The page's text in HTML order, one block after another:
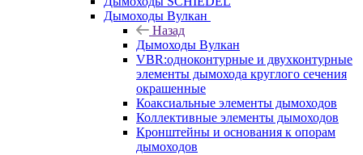
Дымоходы Вулкан
Назад
Дымоходы Вулкан
VBR:одноконтурные и двухконтурные
элементы дымохода круглого сечения
окрашенные
Коаксиальные элементы дымоходов
Коллективные элементы дымоходов
Кронштейны и основания к опорам
дымоходов